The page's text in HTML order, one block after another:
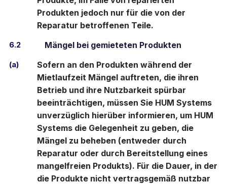
Produkten jedoch nur für die von der
Reparatur betroffenen Teile.
6.2 Mängel bei gemieteten Produkten
(a)
Sofern an den Produkten während der
Mietlaufzeit Mängel auftreten, die ihren
Betrieb und ihre Nutzbarkeit spürbar
beeinträchtigen, müssen Sie HUM Systems
unverzüglich hierüber informieren, um HUM
Systems die Gelegenheit zu geben, die
Mängel zu beheben (entweder durch
Reparatur oder durch Bereitstellung eines
mangelfreien Produkts). Für die Dauer, in der
die Produkte nicht vertragsgemäß nutzbar